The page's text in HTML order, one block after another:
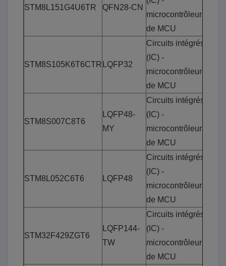
STM8L151G4U6TR QFN28-CN
microcontrôleurs
de MCU
STM8S105K6T6CTR LQFP32
Circuits intégrés
(IC) -
microcontrôleurs
de MCU
STM8S007C8T6
LQFP48-
MY
Circuits intégrés
(IC) -
microcontrôleurs
de MCU
STM8L052C6T6 LQFP48
Circuits intégrés
(IC) -
microcontrôleurs
de MCU
STM32F429ZGT6
LQFP144-
TW
Circuits intégrés
(IC) -
microcontrôleurs
de MCU